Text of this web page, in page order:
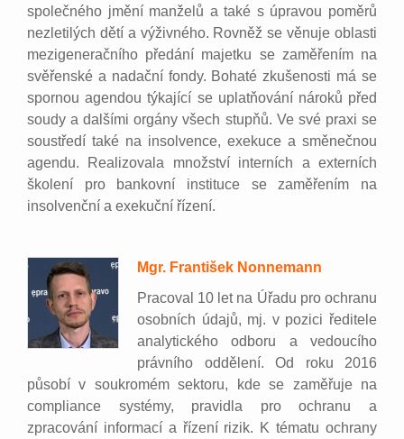
společného jmění manželů a také s úpravou poměrů
nezletilých dětí a výživného. Rovněž se věnuje oblasti
mezigeneračního předání majetku se zaměřením na
svěřenské a nadační fondy. Bohaté zkušenosti má se
spornou agendou týkající se uplatňování nároků před
soudy a dalšími orgány všech stupňů. Ve své praxi se
soustředí také na insolvence, exekuce a směnečnou
agendu. Realizovala množství interních a externích
školení pro bankovní instituce se zaměřením na
insolvenční a exekuční řízení.
Mgr. František Nonnemann
Pracoval 10 let na Úřadu pro ochranu
osobních údajů, mj. v pozici ředitele
analytického odboru a vedoucího
právního oddělení. Od roku 2016
působí v soukromém sektoru, kde se zaměřuje na
compliance systémy, pravidla pro ochranu a
zpracování informací a řízení rizik. K tématu ochrany